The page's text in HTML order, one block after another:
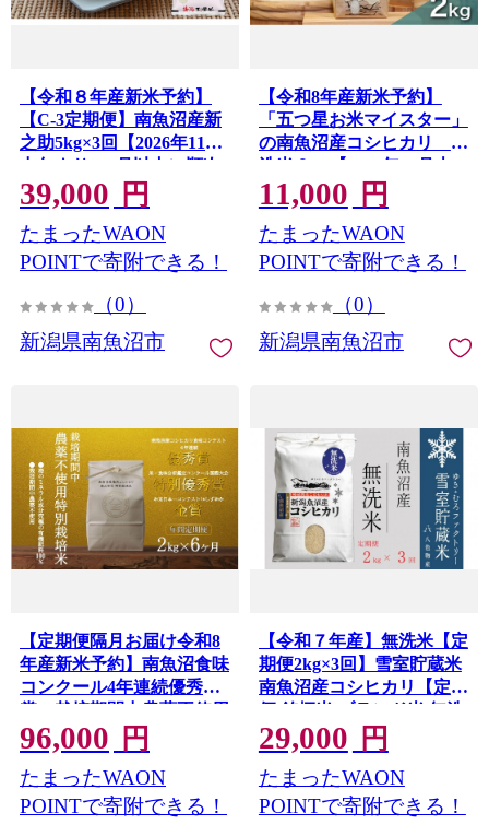
【令和８年産新米予約】
【C-3定期便】南魚沼産新
之助5kg×3回【2026年11月
中旬より1ヶ月以内に順次
発送予定】
39,000 円
たまったWAON
POINTで寄附できる！
（0）
新潟県南魚沼市
【令和8年産新米予約】
「五つ星お米マイスター」
の南魚沼産コシヒカリ 無
洗米２kg【2026年10月上
旬より1ヶ月以内に順次発
送予定】
11,000 円
たまったWAON
POINTで寄附できる！
（0）
新潟県南魚沼市
【定期便隔月お届け令和8
年産新米予約】南魚沼食味
コンクール4年連続優秀
賞 栽培期間中農薬不使用
特別栽培米2kg×6回 南魚
沼塩沢産コシヒカリ【定期
便 銘柄米 ブランド米 精米
こしひかり コシヒカリ】
96,000 円
たまったWAON
POINTで寄附できる！
【令和７年産】無洗米【定
期便2kg×3回】雪室貯蔵米
南魚沼産コシヒカリ【定期
便 銘柄米 ブランド米 無洗
米 こしひかり コシヒカリ
魚沼産 新潟米 新潟県産 産
地直送 ご飯 御飯 ごはん お
米 米 こめ コメ】
29,000 円
たまったWAON
POINTで寄附できる！